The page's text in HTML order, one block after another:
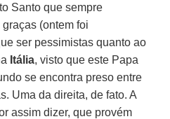
Santo que sempre
(ontem foi
ser pessimistas quanto ao
Itália, visto que este Papa
se encontra preso entre
Uma da direita, de fato. A
assim dizer, que provém